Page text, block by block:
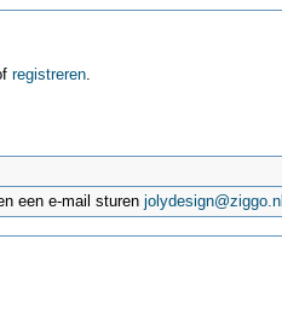
registreren.
een e-mail sturenjolydesign@ziggo.nl